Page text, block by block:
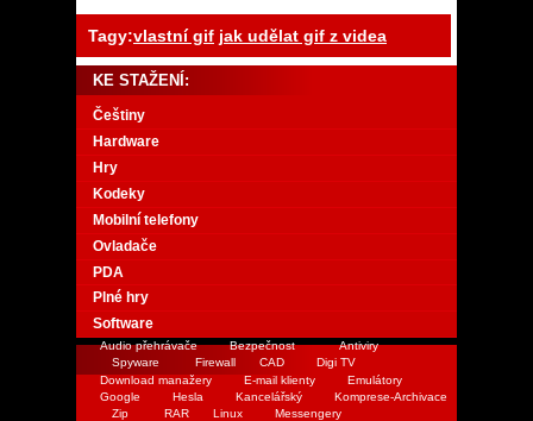
Tagy:vlastní gif jak udělat gif z videa
KE STAŽENÍ:
Češtiny
Hardware
Hry
Kodeky
Mobilní telefony
Ovladače
PDA
Plné hry
Software
Audio přehrávače Bezpečnost
Antiviry
Spyware
Firewall CAD
Digi TV
Download manažery
E-mail klienty
Emulátory
Google
Hesla Kancelářský
Komprese-Archivace
Zip
RAR Linux
Messengery